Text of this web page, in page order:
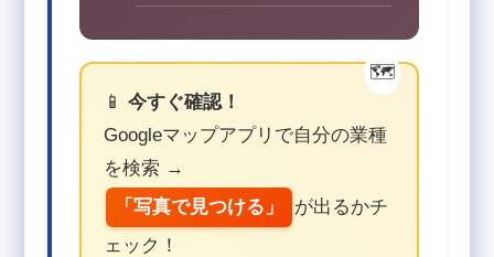
📱今すぐ確認！
Googleマップアプリで自分の業種
を検索 →
「写真で見つける」
が出るかチ
ェック！